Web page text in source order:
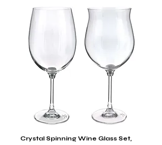
Crystal Spinning Wine Glass Set,